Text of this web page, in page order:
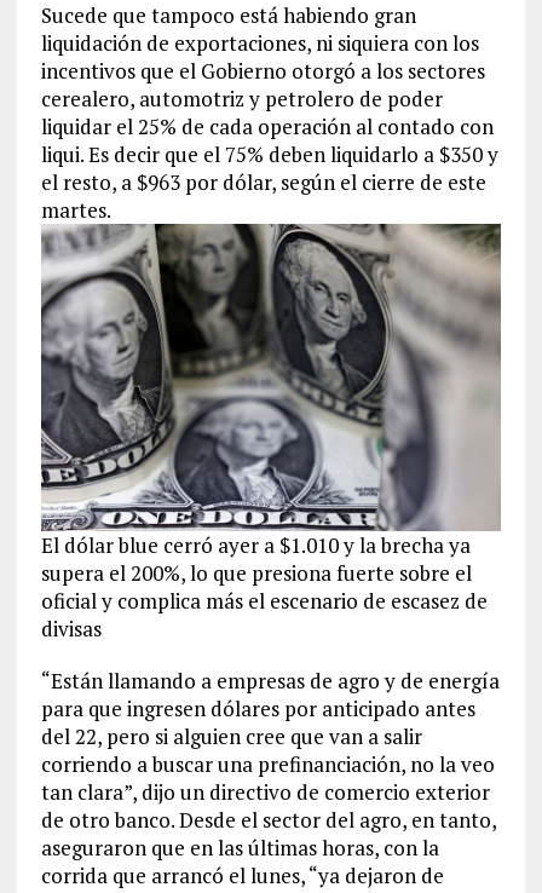
Sucede que tampoco está habiendo gran
liquidación de exportaciones, ni siquiera con los
incentivos que el Gobierno otorgó a los sectores
cerealero, automotriz y petrolero de poder
liquidar el 25% de cada operación al contado con
liqui. Es decir que el 75% deben liquidarlo a $350 y
el resto, a $963 por dólar, según el cierre de este
martes.
El dólar blue cerró ayer a $1.010 y la brecha ya
supera el 200%, lo que presiona fuerte sobre el
oficial y complica más el escenario de escasez de
divisas
“Están llamando a empresas de agro y de energía
para que ingresen dólares por anticipado antes
del 22, pero si alguien cree que van a salir
corriendo a buscar una prefinanciación, no la veo
tan clara”, dijo un directivo de comercio exterior
de otro banco. Desde el sector del agro, en tanto,
aseguraron que en las últimas horas, con la
corrida que arrancó el lunes, “ya dejaron de